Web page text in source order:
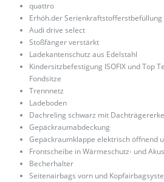
quattro
Erhöh.der Serienkraftstofferstbefüllung
Audi drive select
Stoßfänger verstärkt
Ladekantenschutz aus Edelstahl
Kindersitzbefestigung ISOFIX und Top
Fondsitze
Trennnetz
Ladeboden
Dachreling schwarz mit
Gepäckraumabdeckung
Gepäckraumklappe elektrisch öffnend
Frontscheibe in Wärmeschutz- und
Becherhalter
Seitenairbags vorn und